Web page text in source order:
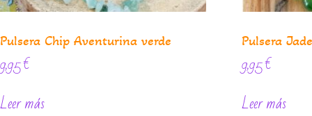
Pulsera Chip Aventurina verde
9,95€
Leer más
Pulsera
9,95€
Leer más